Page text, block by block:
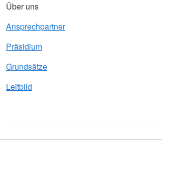
Über uns
Ansprechpartner
Präsidium
Grundsätze
Leitbild